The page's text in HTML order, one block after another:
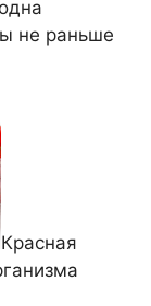
не раньше
Красная